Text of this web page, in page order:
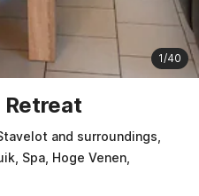
1/40
Retreat
and surroundings,
Spa, Hoge Venen,